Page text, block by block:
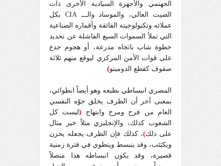
الجهنمي والأجهزة السيادية الأخرى ذات
الصيت العالي، والموساد والـــ CIA بكل
عملائه وتكنولوجيته الفائقة وأقماره الصناعية
التي تملأ السموات السبع الفاشلة عن تحديد
خطوة شاب باتجاه مدرعة، أو هجوم جدع
على قوات الأمن المركزي ليوقع منهم ثلاثة
صفوف كقطع الدومينو)
.
المصري انبساطي بطبعه وهو أيضاً انطوائي،
بمعنى آخر أن الظرف يخلق جوّه النفسي
العام من فرح ومرح وابتهاج (ليست كل
الشعوب كذلك، والإنجليزي مثلاً خير مثال
على ذلك)، كذلك فإن الظرف يجعله يحزن
ويكتئب، وقد ينبسط وينطوي في فترة زمنية
قصيرة، وقد يكون انبساطه هذا متصلاً